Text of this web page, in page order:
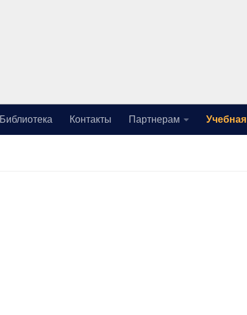
Библиотека Контакты Партнерам